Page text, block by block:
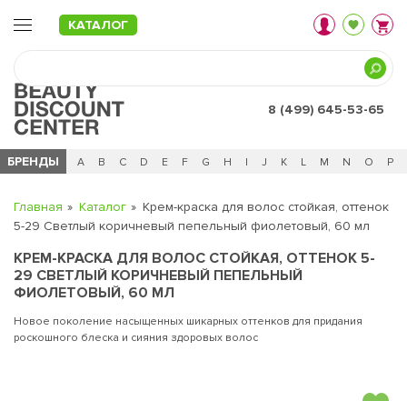
КАТАЛОГ
8 (499) 645-53-65
БРЕНДЫ
Ч 0 - 9 A B C D E F G H I J K L M N O P
Главная Каталог
Крем-краска для волос стойкая, оттенок
5-29 Светлый коричневый пепельный фиолетовый, 60 мл
КРЕМ-КРАСКА ДЛЯ ВОЛОС СТОЙКАЯ, ОТТЕНОК 5-
29 СВЕТЛЫЙ КОРИЧНЕВЫЙ ПЕПЕЛЬНЫЙ
ФИОЛЕТОВЫЙ, 60 МЛ
Новое поколение насыщенных шикарных оттенков для придания
роскошного блеска и сияния здоровых волос